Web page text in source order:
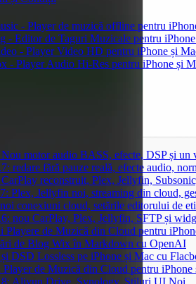
- Player de muzică offline pentru
- Editor de Taguri Muzicale pentru
- Player Video HD pentru iPhone și
- Player Audio Hi-Res pentru iPhone și
motor audio BASS, efecte, DSP și un
redare fără pauze reală, efecte audio,
reconstruit, Plex, Jellyfin,
Plex, Jellyfin noi, streaming din cloud,
conexiuni cloud, setările editorului de
nou CarPlay, Plex, Jellyfin, SFTP și
Playere de Muzică din Cloud pentru
de Blog Wix în Markdown cu OpenAI
DSD Lossless pe iPhone și Mac cu
de Muzică din Cloud pentru iPhone
Aliyun Drive, Synology, Stiluri UI Noi